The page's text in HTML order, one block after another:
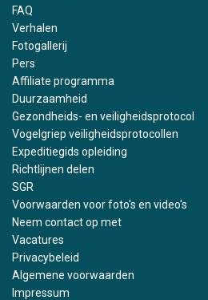
FAQ
Verhalen
Fotogallerij
Pers
Affiliate programma
Duurzaamheid
Gezondheids- en veiligheidsprotocol
Vogelgriep veiligheidsprotocollen
Expeditiegids opleiding
Richtlijnen delen
SGR
Voorwaarden voor foto's en video's
Neem contact op met
Vacatures
Privacybeleid
Algemene voorwaarden
Impressum